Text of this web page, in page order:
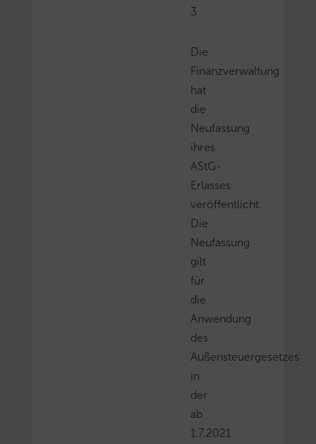
3
Die
Finanzverwaltung
hat
die
Neufassung
ihres
AStG-
Erlasses
veröffentlicht.
Die
Neufassung
gilt
für
die
Anwendung
des
Außensteuergesetzes
in
der
ab
1.7.2021